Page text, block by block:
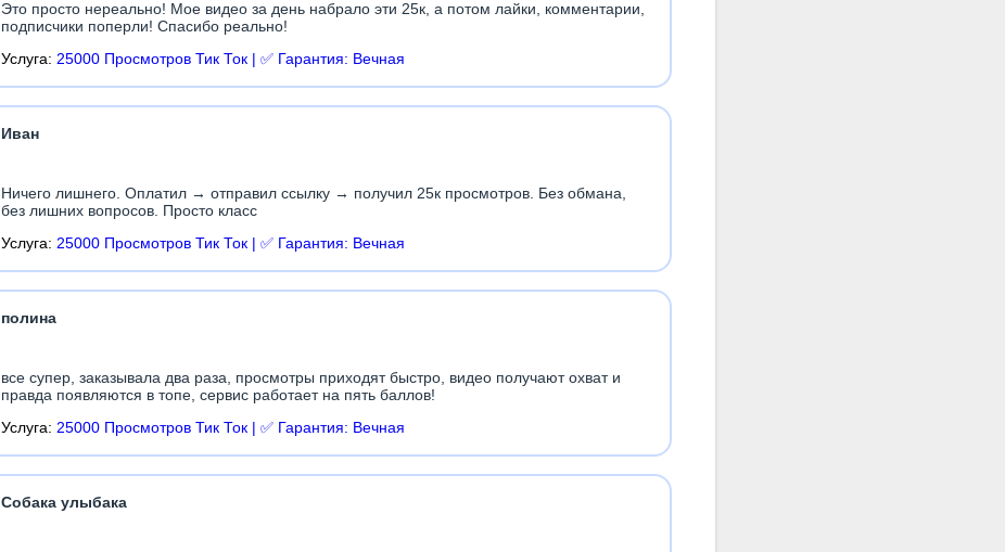
Это просто нереально! Мое видео за день набрало эти 25к, а потом лайки, комментарии,
подписчики поперли! Спасибо реально!
Услуга: 25000 Просмотров Тик Ток | ✅ Гарантия: Вечная
Иван
Ничего лишнего. Оплатил → отправил ссылку → получил 25к просмотров. Без обмана,
без лишних вопросов. Просто класс
Услуга: 25000 Просмотров Тик Ток | ✅ Гарантия: Вечная
полина
все супер, заказывала два раза, просмотры приходят быстро, видео получают охват и
правда появляются в топе, сервис работает на пять баллов!
Услуга: 25000 Просмотров Тик Ток | ✅ Гарантия: Вечная
Собака улыбака